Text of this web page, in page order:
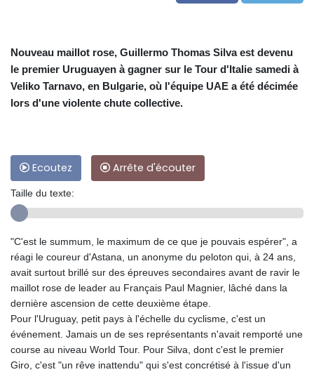
Nouveau maillot rose, Guillermo Thomas Silva est devenu
le premier Uruguayen à gagner sur le Tour d'Italie samedi à
Veliko Tarnavo, en Bulgarie, où l'équipe UAE a été décimée
lors d'une violente chute collective.
Ecoutez Arrête d'écouter
Taille du texte:
"C'est le summum, le maximum de ce que je pouvais espérer", a
réagi le coureur d'Astana, un anonyme du peloton qui, à 24 ans,
avait surtout brillé sur des épreuves secondaires avant de ravir le
maillot rose de leader au Français Paul Magnier, lâché dans la
dernière ascension de cette deuxième étape.
Pour l'Uruguay, petit pays à l'échelle du cyclisme, c'est un
événement. Jamais un de ses représentants n'avait remporté une
course au niveau World Tour. Pour Silva, dont c'est le premier
Giro, c'est "un rêve inattendu" qui s'est concrétisé à l'issue d'un